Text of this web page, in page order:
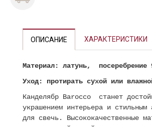
ОПИСАНИЕ ХАРАКТЕРИСТИКИ
Материал: латунь, посеребрение
Уход: протирать сухой или
Канделябр Barocco станет
украшением интерьера и стильным
для свечь. Высококачественные